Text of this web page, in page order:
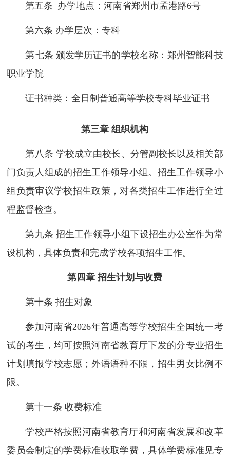
第五条 办学地点：河南省郑州市孟港路6号
第六条 办学层次：专科
第七条 颁发学历证书的学校名称：郑州智能科技
职业学院
证书种类：全日制普通高等学校专科毕业证书
第三章 组织机构
第八条 学校成立由校长、分管副校长以及相关部
门负责人组成的招生工作领导小组。招生工作领导小
组负责审议学校招生政策，对各类招生工作进行全过
程监督检查。
第九条 招生工作领导小组下设招生办公室作为常
设机构，具体负责和完成学校各项招生工作。
第四章 招生计划与收费
第十条 招生对象
参加河南省2026年普通高等学校招生全国统一考
试的考生，均可按照河南省教育厅下发的分专业招生
计划填报学校志愿；外语语种不限，招生男女比例不
限。
第十一条 收费标准
学校严格按照河南省教育厅和河南省发展和改革
委员会制定的学费标准收取学费，具体学费标准见专